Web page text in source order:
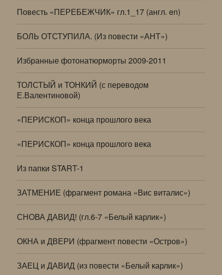
Повесть «ПЕРЕБЕЖЧИК» гл.1_17 (англ. en)
БОЛЬ ОТСТУПИЛА. (Из повести «АНТ»)
Избранные фотонатюрморты 2009-2011
ТОЛСТЫЙ и ТОНКИЙ (с переводом
Е.Валентиновой)
«ПЕРИСКОП» конца прошлого века
«ПЕРИСКОП» конца прошлого века
Из папки START-1
ЗАТМЕНИЕ (фрагмент романа «Вис виталис»)
СНОВА ДАВИД! (гл.6-7 «Белый карлик»)
ОКНА и ДВЕРИ (фрагмент повести «Остров»)
ЗАЕЦ и ДАВИД (из повести «Белый карлик»)